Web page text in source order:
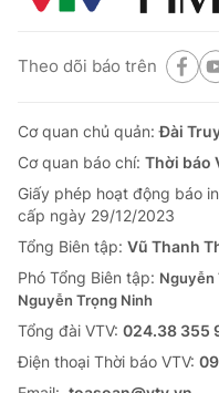
Theo dõi báo trên
Cơ quan chủ quản:Đài
Cơ quan báo chí: Thời báo
Giấy phép hoạt động báo
cấp ngày 29/12/2023
Tổng Biên tập: Vũ Thanh
Phó Tổng Biên tập: Nguyễn
Nguyễn Trọng Ninh
Tổng đài VTV: 024.38 355
Ðiện thoại Thời báo VTV: